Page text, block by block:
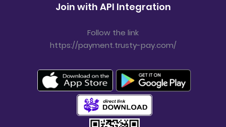
Join with API Integration
Follow the link
https://payment.trusty-pay.com/